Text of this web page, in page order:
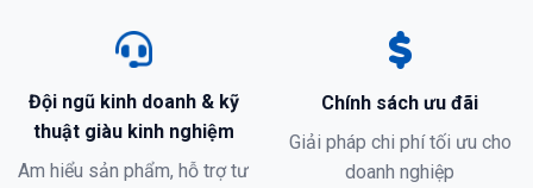
Đội ngũ kinh doanh & kỹ
thuật giàu kinh nghiệm
Am hiểu sản phẩm, hỗ trợ tư
Chính sách ưu đãi
Giải pháp chi phí tối ưu cho
doanh nghiệp